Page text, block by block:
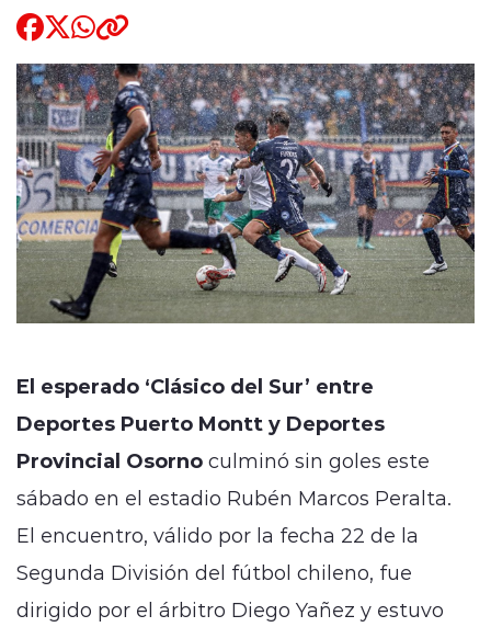
El esperado ‘Clásico del Sur’ entre
Deportes Puerto Montt y Deportes
Provincial Osorno culminó sin goles este
sábado en el estadio Rubén Marcos Peralta.
El encuentro, válido por la fecha 22 de la
Segunda División del fútbol chileno, fue
dirigido por el árbitro Diego Yañez y estuvo